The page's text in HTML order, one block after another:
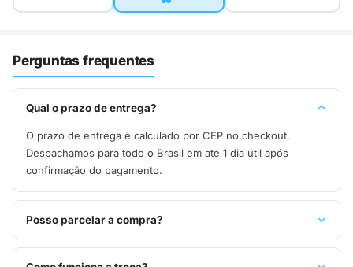
Perguntas frequentes
Qual o prazo de entrega?
O prazo de entrega é calculado por CEP no checkout.
Despachamos para todo o Brasil em até 1 dia útil após
confirmação do pagamento.
Posso parcelar a compra?
Sim, parcelamos em até 10x sem juros no cartão de crédito,
ou pague à vista no Pix com 8% de desconto.